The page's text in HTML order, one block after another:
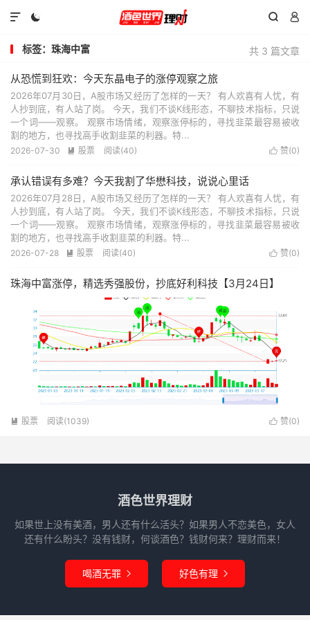
  

共 3 篇文章
标签：珠海中富
从恐慌到狂欢：今天东晶电子的涨停观察之旅
2026年07月30日，A股市场又经历了怎样的一天？ 有人欢喜有人忧，有
人抄到底，有人站了岗。 今天，我们不谈K线形态，不聊技术指标，只说
一个词——观察。 观察市场情绪，观察涨停标的，寻找韭菜最容易被收
割的地方，也寻找高手收割韭菜的利器。特...
 赞(0)
2026-07-30  股票 阅读(40)
承认错误有多难？今天我割了华懋科技，说说心里话
2026年07月28日，A股市场又经历了怎样的一天？ 有人欢喜有人忧，有
人抄到底，有人站了岗。 今天，我们不谈K线形态，不聊技术指标，只说
一个词——观察。 观察市场情绪，观察涨停标的，寻找韭菜最容易被收
割的地方，也寻找高手收割韭菜的利器。特...
 赞(0)
2026-07-28  股票 阅读(40)
珠海中富涨停，精选秀强股份，抄底好利科技【3月24日】
 赞(0)
 股票 阅读(1039)
酒色世界理财
如果世上没有美酒，男人还有什么活头？如果男人不恋美色，女人
还有什么盼头？没有钱财，何谈酒色？钱财何来？理财而来！
喝酒无罪  好色有理 